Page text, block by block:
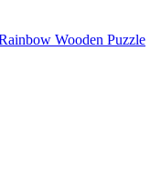
Wooden Puzzle